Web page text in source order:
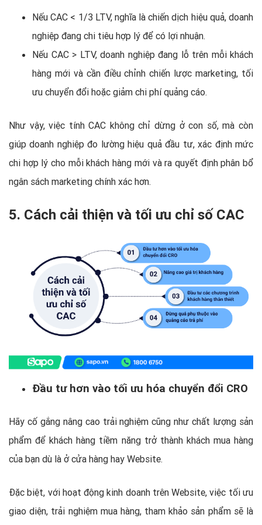
Nếu CAC < 1/3 LTV, nghĩa là chiến dịch hiệu quả, doanh
nghiệp đang chi tiêu hợp lý để có lợi nhuận.
Nếu CAC > LTV, doanh nghiệp đang lỗ trên mỗi khách
hàng mới và cần điều chỉnh chiến lược marketing, tối
ưu chuyển đổi hoặc giảm chi phí quảng cáo.
Như vậy, việc tính CAC không chỉ dừng ở con số, mà còn
giúp doanh nghiệp đo lường hiệu quả đầu tư, xác định mức
chi hợp lý cho mỗi khách hàng mới và ra quyết định phân bổ
ngân sách marketing chính xác hơn.
5. Cách cải thiện và tối ưu chỉ số CAC
Đầu tư hơn vào tối ưu hóa chuyển đổi CRO
Hãy cố gắng nâng cao trải nghiệm cũng như chất lượng sản
phẩm để khách hàng tiềm năng trở thành khách mua hàng
của bạn dù là ở cửa hàng hay Website.
Đặc biệt, với hoạt động kinh doanh trên Website, việc tối ưu
giao diện, trải nghiệm mua hàng, tham khảo sản phẩm sẽ là